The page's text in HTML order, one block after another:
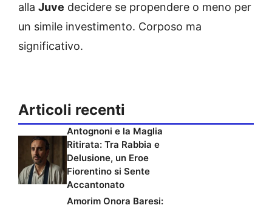
alla Juve decidere se propendere o meno per
un simile investimento. Corposo ma
significativo.
Articoli recenti
Antognoni e la Maglia
Ritirata: Tra Rabbia e
Delusione, un Eroe
Fiorentino si Sente
Accantonato
Amorim Onora Baresi: